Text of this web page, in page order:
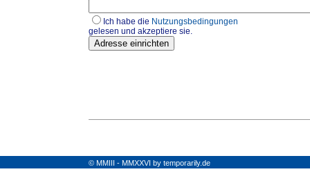
Ich habe die Nutzungsbedingungen
gelesen und akzeptiere sie.
© MMIII - MMXXVI by temporarily.de